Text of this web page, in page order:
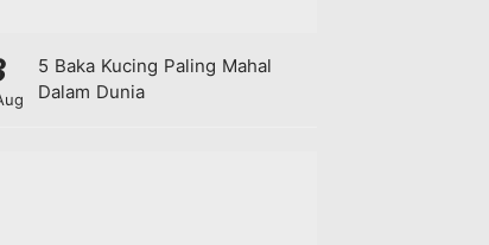
5 Baka Kucing Paling Mahal
Dalam Dunia